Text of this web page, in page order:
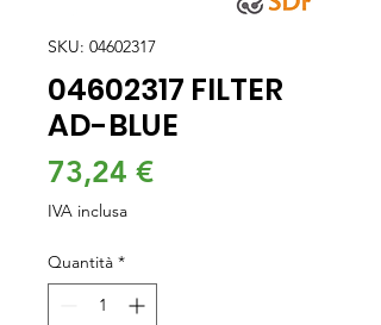
SKU: 04602317
04602317 FILTER
AD-BLUE
73,24 €Prezzo
IVA inclusa
Quantità *